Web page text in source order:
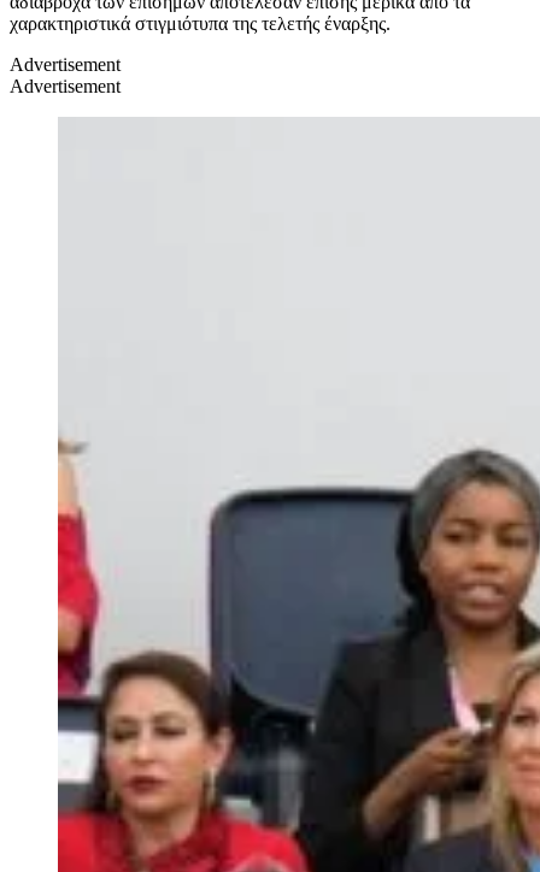
χαρακτηριστικά στιγμιότυπα της τελετής έναρξης.
Advertisement
Advertisement